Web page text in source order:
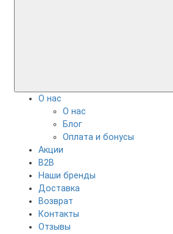
О нас
О нас
Блог
Оплата и бонусы
Акции
B2B
Наши бренды
Доставка
Возврат
Контакты
Отзывы